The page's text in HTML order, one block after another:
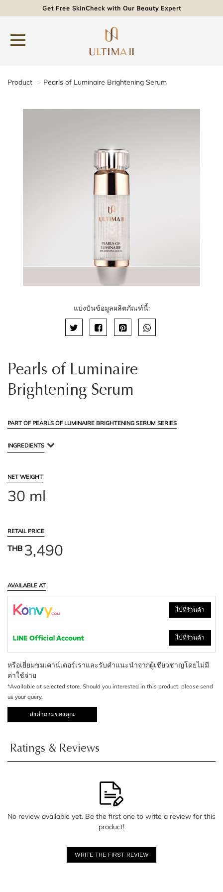
Get Free SkinCheck with Our Beauty Expert
Product Pearls of Luminaire Brightening Serum
แบ่งปันข้อมูลผลิตภัณฑ์นี้:
Pearls of Luminaire
Brightening Serum
PART OF PEARLS OF LUMINAIRE BRIGHTENING SERUM SERIES
INGREDIENTS
NET WEIGHT
30 ml
RETAIL PRICE
THB3,490
AVAILABLE AT
ไปที่ร้านค้า
ไปที่ร้านค้า
หรือเยี่ยมชมเคาน์เตอร์เราและรับคำแนะนำจากผู้เชียวชาญโดยไม่มี
ค่าใช้จ่าย
*Available at selected store. Should you interested in this product, please send
us your query.
ส่งคำถามของคุณ
Ratings & Reviews
No review available yet. Be the first one to write a review for this
product!
WRITE THE FIRST REVIEW